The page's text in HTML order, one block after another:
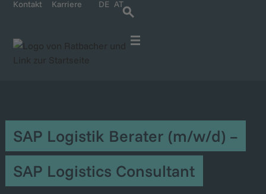
Kontakt Karriere DE AT
SAP Logistik Berater (m/w/d) –
SAP Logistics Consultant